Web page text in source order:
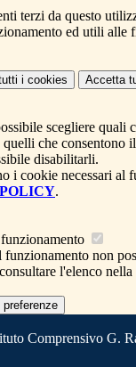
terzi da questo
ed utili alle
i cookies Accetta
scegliere quali
che consentono
disabilitarli.
i cookie necessari al
.
non
l'elenco
Comprensivo G.